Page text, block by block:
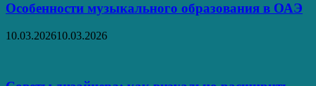
Особенности музыкального образования в ОАЭ
10.03.202610.03.2026